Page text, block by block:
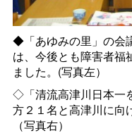
◆「あゆみの里」の会
は、今後とも障害者福
ました。(写真左）
◇「清流高津川日本一
方２１名と高津川に向
（写真右）